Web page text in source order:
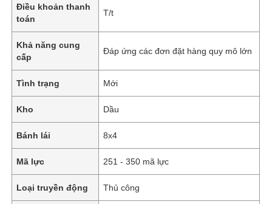
Điều khoản thanh
toán
T/t
Khả năng cung
cấp
Đáp ứng các đơn đặt hàng quy mô lớn
Tình trạng Mới
Kho Dầu
Bánh lái 8x4
Mã lực 251 - 350 mã lực
Loại truyền động Thủ công